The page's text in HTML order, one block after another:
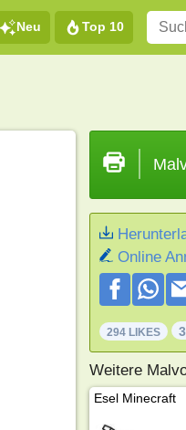
Neu Top 10
Online
294 LIKES
Weitere
Esel Minecraft